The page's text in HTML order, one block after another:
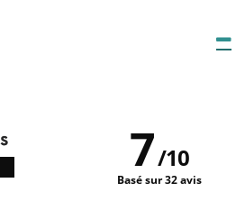
7/10
Basé sur 32 avis